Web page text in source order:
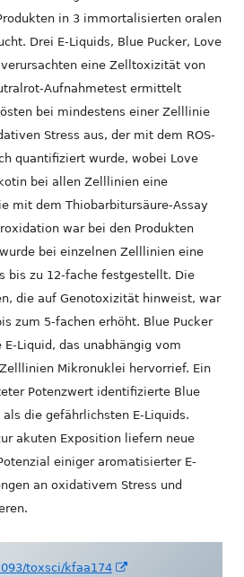
in 3 immortalisierten oralen
Drei E-Liquids, Blue Pucker, Love
verursachten eine Zelltoxizität von
Aufnahmetest ermittelt
bei mindestens einer Zelllinie
Stress aus, der mit dem ROS-
quantifiziert wurde, wobei Love
bei allen Zelllinien eine
mit dem Thiobarbitursäure-Assay
war bei den Produkten
bei einzelnen Zelllinien eine
bis zu 12-fache festgestellt. Die
die auf Genotoxizität hinweist, war
zum 5-fachen erhöht. Blue Pucker
Liquid, das unabhängig vom
Mikronuklei hervorrief. Ein
Potenzwert identifizierte Blue
als die gefährlichsten E-Liquids.
akuten Exposition liefern neue
einiger aromatisierter E-
an oxidativem Stress und
toxsci/kfaa174